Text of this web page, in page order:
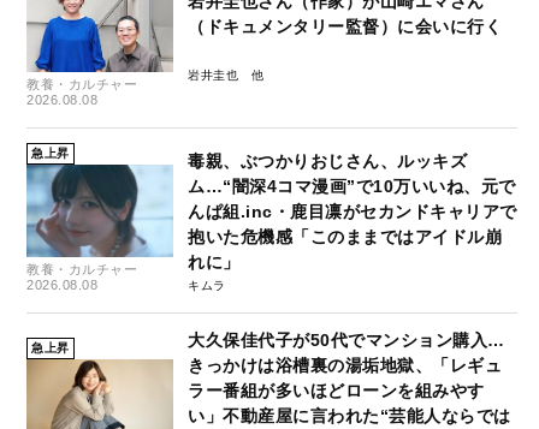
教養・カルチャー
2026.08.08
（ドキュメンタリー監督）に会いに行く
岩井圭也
急上昇
教養・カルチャー
2026.08.08
毒親、ぶつかりおじさん、ルッキズ
ム…“闇深4コマ漫画”で10万いいね、元で
んぱ組.inc・鹿目凛がセカンドキャリアで
抱いた危機感「このままではアイドル崩
れに」
キムラ
急上昇
大久保佳代子が50代でマンション購入…
きっかけは浴槽裏の湯垢地獄、「レギュ
ラー番組が多いほどローンを組みやす
い」不動産屋に言われた“芸能人ならでは